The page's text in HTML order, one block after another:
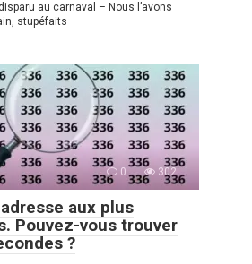
au carnaval – Nous l’avons
stupéfaits
0 302
aux plus
Pouvez-vous trouver
?